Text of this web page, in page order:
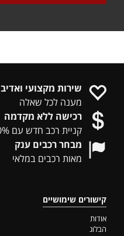
שירות מקצועי ואדיב
מענה לכל שאלה
רכישה ללא מקדמה
קניית רכב חדש עם 100% מימון
מבחר רכבים ענק
מאות רכבים במלאי
קישורים שימושיים
אודות
הבלוג